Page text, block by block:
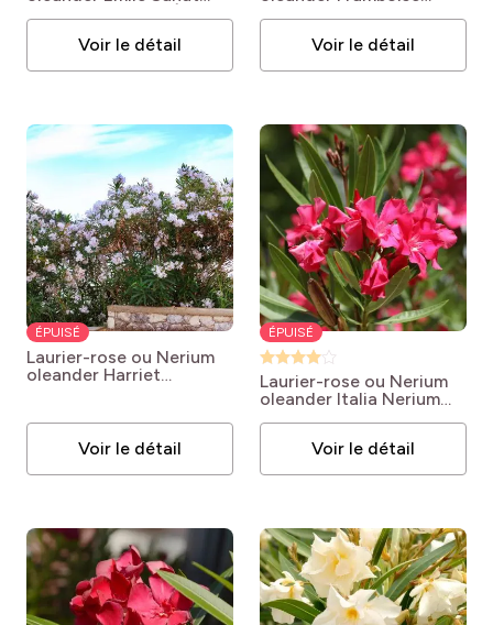
Voir le détail Voir le détail
ÉPUISÉ
Laurier-rose ou Nerium
oleander Harriet
Voir le détail
ÉPUISÉ
Laurier-rose ou Nerium
oleander Italia Nerium
Voir le détail